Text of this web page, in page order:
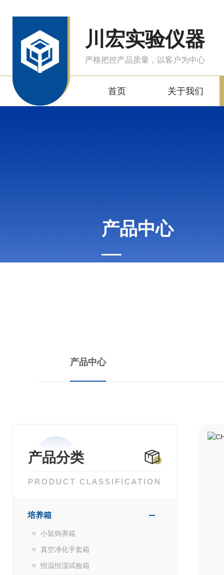
川宏实验仪器
严格把控产品质量，以客户为中心
首页 关于我们
产品中心
产品中心
产品分类
PRODUCT CLASSIFICATION
培养箱
小鼠饲养箱
真空净化手套箱
恒温恒湿试验箱